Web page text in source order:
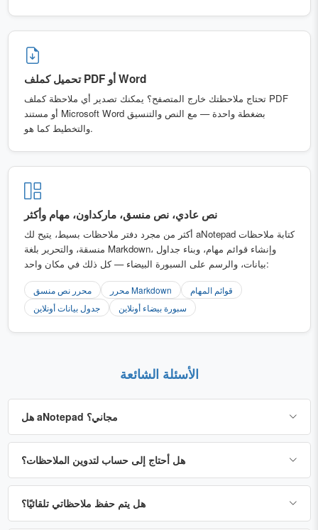
تحميل كملف PDF أو Word
تحتاج ملاحظتك خارج المتصفح؟ يمكنك تصدير أي ملاحظة كملف PDF
أو مستند Microsoft Word بضغطة واحدة — مع النص والتنسيق
والتخطيط كما هو.
نص عادي، نص منسق، ماركداون، مهام وأكثر
أكثر من مجرد دفتر ملاحظات بسيط، يتيح لك aNotepad كتابة ملاحظات
منسقة، والتحرير بلغة Markdown، وإنشاء قوائم مهام، وبناء جداول
بيانات، والرسم على السبورة البيضاء — كل ذلك في مكان واحد:
محرر نص منسق محرر Markdown
قوائم المهام
جدول بيانات أونلاين
سبورة بيضاء أونلاين
الأسئلة الشائعة
هل aNotepad مجاني؟
هل أحتاج إلى حساب لتدوين الملاحظات؟
هل يتم حفظ ملاحظاتي تلقائيًا؟